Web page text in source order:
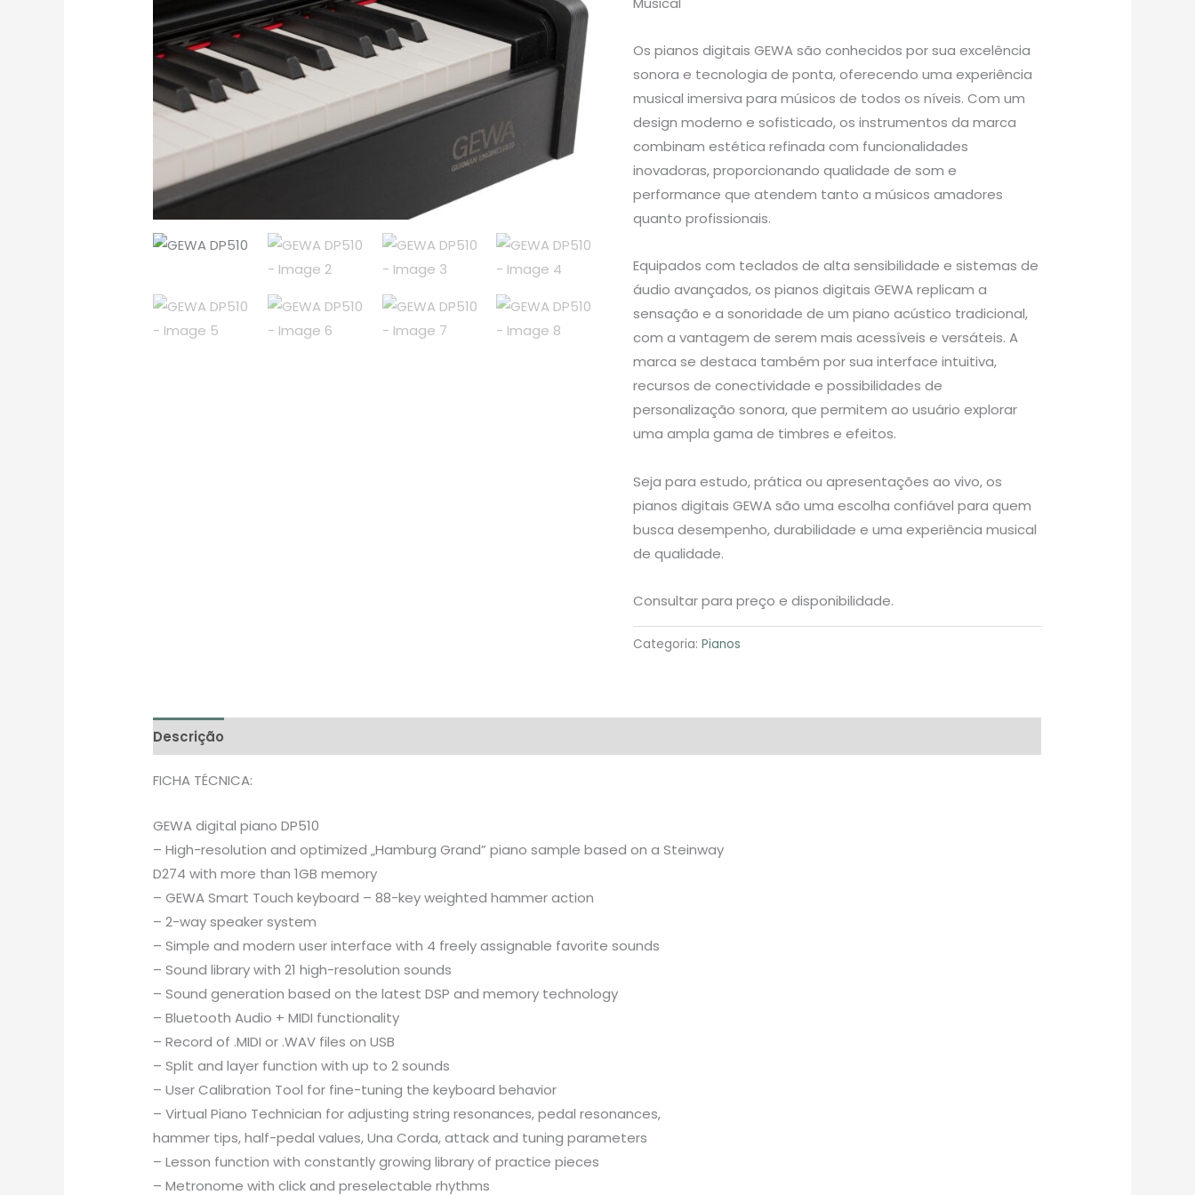
Os pianos digitais GEWA são conhecidos por sua excelência
sonora e tecnologia de ponta, oferecendo uma experiência
musical imersiva para músicos de todos os níveis. Com um
design moderno e sofisticado, os instrumentos da marca
combinam estética refinada com funcionalidades
inovadoras, proporcionando qualidade de som e
performance que atendem tanto a músicos amadores
quanto profissionais.
Equipados com teclados de alta sensibilidade e sistemas de
áudio avançados, os pianos digitais GEWA replicam a
sensação e a sonoridade de um piano acústico tradicional,
com a vantagem de serem mais acessíveis e versáteis. A
marca se destaca também por sua interface intuitiva,
recursos de conectividade e possibilidades de
personalização sonora, que permitem ao usuário explorar
uma ampla gama de timbres e efeitos.
Seja para estudo, prática ou apresentações ao vivo, os
pianos digitais GEWA são uma escolha confiável para quem
busca desempenho, durabilidade e uma experiência musical
de qualidade.
Consultar para preço e disponibilidade.
Categoria: Pianos
Descrição
FICHA TÉCNICA:
GEWA digital piano DP510
– High-resolution and optimized „Hamburg Grand” piano sample based on a Steinway
D274 with more than 1GB memory
– GEWA Smart Touch keyboard – 88-key weighted hammer action
– 2-way speaker system
– Simple and modern user interface with 4 freely assignable favorite sounds
– Sound library with 21 high-resolution sounds
– Sound generation based on the latest DSP and memory technology
– Bluetooth Audio + MIDI functionality
– Record of .MIDI or .WAV files on USB
– Split and layer function with up to 2 sounds
– User Calibration Tool for fine-tuning the keyboard behavior
– Virtual Piano Technician for adjusting string resonances, pedal resonances,
hammer tips, half-pedal values, Una Corda, attack and tuning parameters
– Lesson function with constantly growing library of practice pieces
– Metronome with click and preselectable rhythms